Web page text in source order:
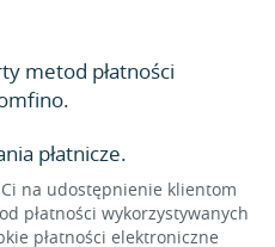
metod płatności
płatnicze.
na udostępnienie klientom
płatności wykorzystywanych
płatności elektroniczne